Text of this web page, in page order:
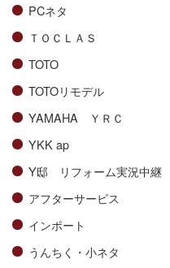
PCネタ
ＴＯＣＬＡＳ
TOTO
TOTOリモデル
YAMAHA ＹＲＣ
YKK ap
Y邸 リフォーム実況中継
アフターサービス
インポート
うんちく・小ネタ